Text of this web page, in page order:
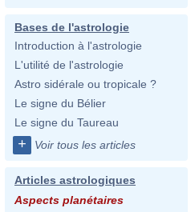
Bases de l'astrologie
Introduction à l'astrologie
L'utilité de l'astrologie
Astro sidérale ou tropicale ?
Le signe du Bélier
Le signe du Taureau
+ Voir tous les articles
Articles astrologiques
Aspects planétaires